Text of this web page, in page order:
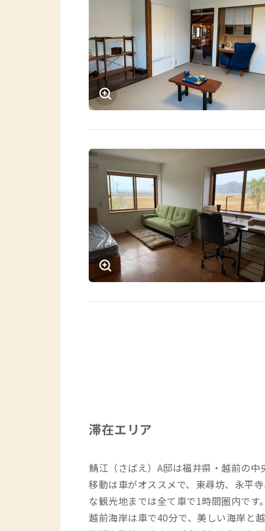
滞在エリア
鯖江（さばえ）A邸は福井県・越前の中
移動は車がオススメで、東尋坊、永平
な観光地までは全て車で1時間圏内です
越前海岸は車で40分で、美しい海岸と